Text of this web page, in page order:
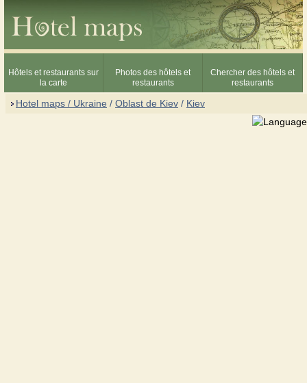
Hôtels et restaurants sur
la carte
Photos des hôtels et
restaurants
Chercher des hôtels et
restaurants
Hotel maps / Ukraine / Oblast de Kiev / Kiev